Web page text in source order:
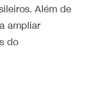
Além de
ampliar
do